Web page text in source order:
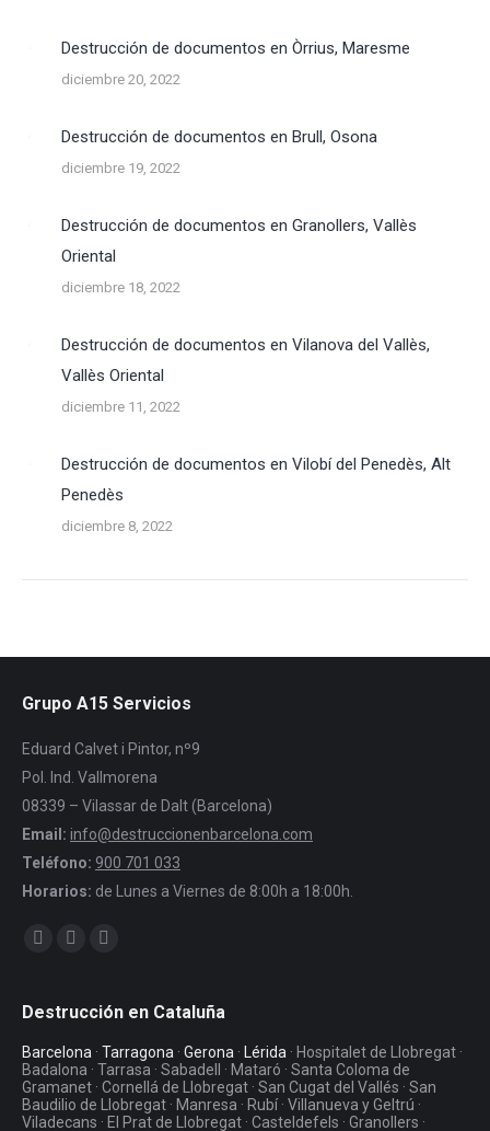
Destrucción de documentos en Òrrius, Maresme
diciembre 20, 2022
Destrucción de documentos en Brull, Osona
diciembre 19, 2022
Destrucción de documentos en Granollers, Vallès
Oriental
diciembre 18, 2022
Destrucción de documentos en Vilanova del Vallès,
Vallès Oriental
diciembre 11, 2022
Destrucción de documentos en Vilobí del Penedès, Alt
Penedès
diciembre 8, 2022
Grupo A15 Servicios
Eduard Calvet i Pintor, nº9
Pol. Ind. Vallmorena
08339 – Vilassar de Dalt (Barcelona)
Email: info@destruccionenbarcelona.com
Teléfono: 900 701 033
Horarios: de Lunes a Viernes de 8:00h a 18:00h.
Encuéntranos en:
Destrucción en Cataluña
Barcelona · Tarragona · Gerona · Lérida · Hospitalet de Llobregat ·
Badalona · Tarrasa · Sabadell · Mataró · Santa Coloma de
Gramanet · Cornellá de Llobregat · San Cugat del Vallés · San
Baudilio de Llobregat · Manresa · Rubí · Villanueva y Geltrú ·
Viladecans · El Prat de Llobregat · Casteldefels · Granollers ·